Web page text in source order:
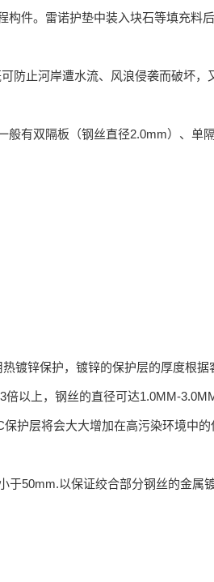
件。雷诺护垫中装入块石等填充料
止河岸遭水流、风浪侵袭而破坏
有双隔板（钢丝直径2.0mm）、
镀锌保护，镀锌的保护层的厚度根
以上，钢丝的直径可达1.0MM-
护层将会大大增加在高污染环境中
50mm.以保证绞合部分钢丝的金属